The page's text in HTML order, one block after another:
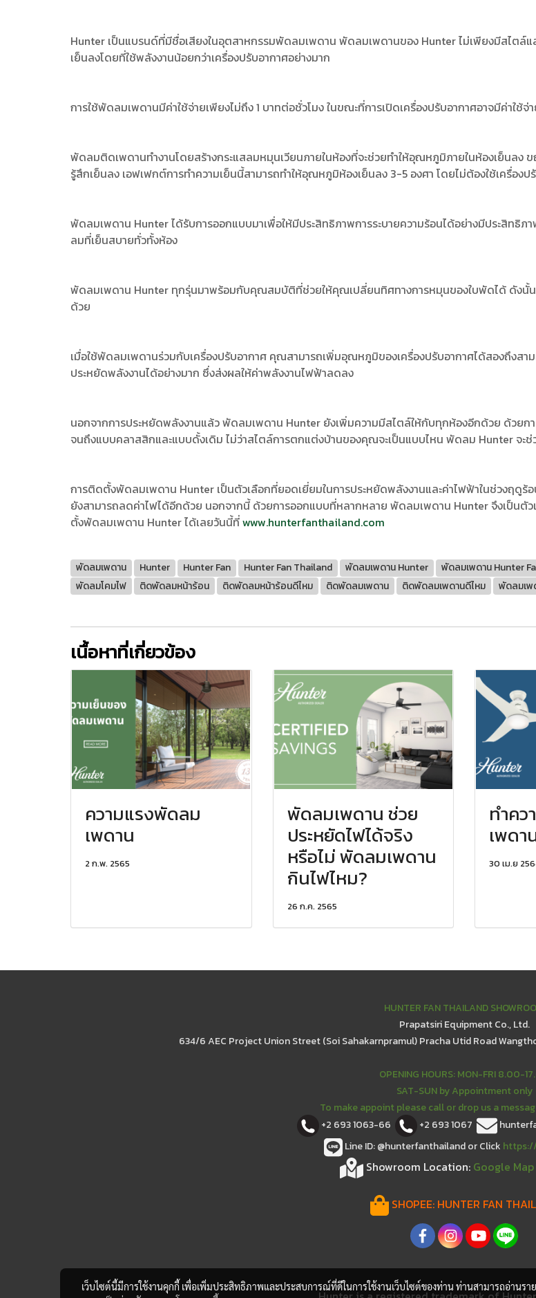
Hunter เป็นแบรนด์ที่มีชื่อเสียงในอุตสาหกรรมพัดลมเพดาน พัดลมเพดานของ Hunter ไม่เพียงมีสไตล์
เย็นลงโดยที่ใช้พลังงานน้อยกว่าเครื่องปรับอากาศอย่างมาก
การใช้พัดลมเพดานมีค่าใช้จ่ายเพียงไม่ถึง 1 บาทต่อชั่วโมง ในขณะที่การเปิดเครื่องปรับอากาศอาจมีค่าใช้จ่
พัดลมติดเพดานทำงานโดยสร้างกระแสลมหมุนเวียนภายในห้องที่จะช่วยทำให้อุณหภูมิภายในห้องเย็นลง ขณ
รู้สึกเย็นลง เอฟเฟกต์การทำความเย็นนี้สามารถทำให้อุณหภูมิห้องเย็นลง 3-5 องศา โดยไม่ต้องใช้เครื่องป
พัดลมเพดาน Hunter ได้รับการออกแบบมาเพื่อให้มีประสิทธิภาพการระบายความร้อนได้อย่างมีประสิทธิ
ลมที่เย็นสบายทั่วทั้งห้อง
พัดลมเพดาน Hunter ทุกรุ่นมาพร้อมกับคุณสมบัติที่ช่วยให้คุณเปลี่ยนทิศทางการหมุนของใบพัดได้ ดังนั้น
ด้วย
เมื่อใช้พัดลมเพดานร่วมกับเครื่องปรับอากาศ คุณสามารถเพิ่มอุณหภูมิของเครื่องปรับอากาศได้สองถึงส
ประหยัดพลังงานได้อย่างมาก ซึ่งส่งผลให้ค่าพลังงานไฟฟ้าลดลง
นอกจากการประหยัดพลังงานแล้ว พัดลมเพดาน Hunter ยังเพิ่มความมีสไตล์ให้กับทุกห้องอีกด้วย ด้วย
จนถึงแบบคลาสสิกและแบบดั้งเดิม ไม่ว่าสไตล์การตกแต่งบ้านของคุณจะเป็นแบบไหน พัดลม Hunter จ
การติดตั้งพัดลมเพดาน Hunter เป็นตัวเลือกที่ยอดเยี่ยมในการประหยัดพลังงานและค่าไฟฟ้าในช่วงฤดู
ยังสามารถลดค่าไฟได้อีกด้วย นอกจากนี้ ด้วยการออกแบบที่หลากหลาย พัดลมเพดาน Hunter จึงเป็นตั
ตั้งพัดลมเพดาน Hunter ได้เลยวันนี้ที่www.hunterfanthailand.com
พัดลมเพดาน Hunter Hunter Fan Hunter Fan Thailand พัดลมเพดาน Hunter พัดลมเพดาน Hunter
พัดลมโคมไฟ
ติดพัดลมหน้าร้อน ติดพัดลมหน้าร้อนดีไหม ติดพัดลมเพดาน ติดพัดลมเพดานดีไหม พัดลมเพ
เนื้อหาที่เกี่ยวข้อง
ความแรงพัดลม
เพดาน
2 ก.พ. 2565
พัดลมเพดาน ช่วย
ประหยัดไฟได้จริง
หรือไม่ พัดลมเพดาน
กินไฟไหม?
26 ก.ค. 2565
ทำคว
เพดา
30 เม.ย
HUNTER FAN THAILAND
Prapatsiri Equipment Co., Ltd.
634/6 AEC Project Union Street (Soi Sahakarnpramul) Pracha Utid Road
OPENING HOURS: MON-FRI 8.00-
SAT-SUN by Appointment only
To make appoint please call or drop us a
+2 693 1063-66
+2 693 1067
Line ID: @hunterfanthailand or Click
Showroom Location: Google
SHOPEE: HUNTER FAN
เว็บไซต์นี้มีการใช้งานคุกกี้ เพื่อเพิ่มประสิทธิภาพและประสบการณ์ที่ดีในการใช้งานเว็บไซต์ของท่าน ท่านสามารถอ่านรา